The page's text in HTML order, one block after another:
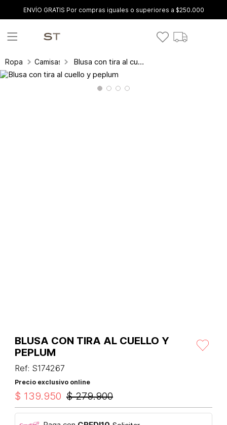
ENVÍO GRATIS Por compras iguales o superiores a $250.000
Ropa Camisas y blusas Blusa con tira al cuello y peplum
BLUSA CON TIRA AL CUELLO Y
PEPLUM
Ref: S174267
Precio exclusivo online
$ 279.900
$ 139.950